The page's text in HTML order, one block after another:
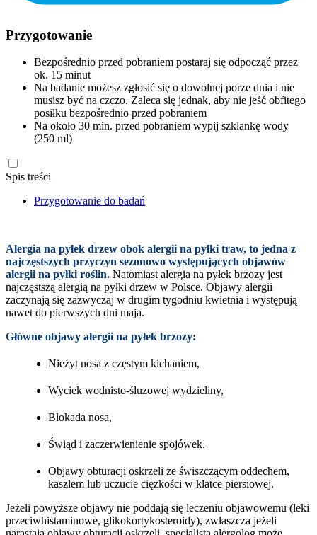
Przygotowanie
Bezpośrednio przed pobraniem postaraj się odpocząć przez
ok. 15 minut
Na badanie możesz zgłosić się o dowolnej porze dnia i nie
musisz być na czczo. Zaleca się jednak, aby nie jeść obfitego
posiłku bezpośrednio przed pobraniem
Na około 30 min. przed pobraniem wypij szklankę wody
(250 ml)
Spis treści
Przygotowanie do badań
Alergia na pyłek drzew obok alergii na pyłki traw, to jedna z
najczęstszych przyczyn sezonowo występujących objawów
alergii na pyłki roślin. Natomiast alergia na pyłek brzozy jest
najczęstszą alergią na pyłki drzew w Polsce. Objawy alergii
zaczynają się zazwyczaj w drugim tygodniu kwietnia i występują
nawet do pierwszych dni maja.
Główne objawy alergii na pyłek brzozy:
Nieżyt nosa z częstym kichaniem,
Wyciek wodnisto-śluzowej wydzieliny,
Blokada nosa,
Świąd i zaczerwienienie spojówek,
Objawy obturacji oskrzeli ze świszczącym oddechem,
kaszlem lub uczucie ciężkości w klatce piersiowej.
Jeżeli powyższe objawy nie poddają się leczeniu objawowemu (leki
przeciwhistaminowe, glikokortykosteroidy), zwłaszcza jeżeli